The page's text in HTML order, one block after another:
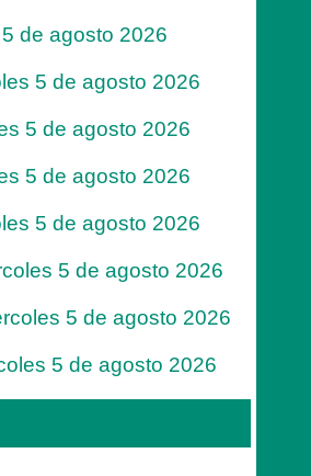
de agosto 2026
5 de agosto 2026
5 de agosto 2026
5 de agosto 2026
5 de agosto 2026
5 de agosto 2026
5 de agosto 2026
5 de agosto 2026